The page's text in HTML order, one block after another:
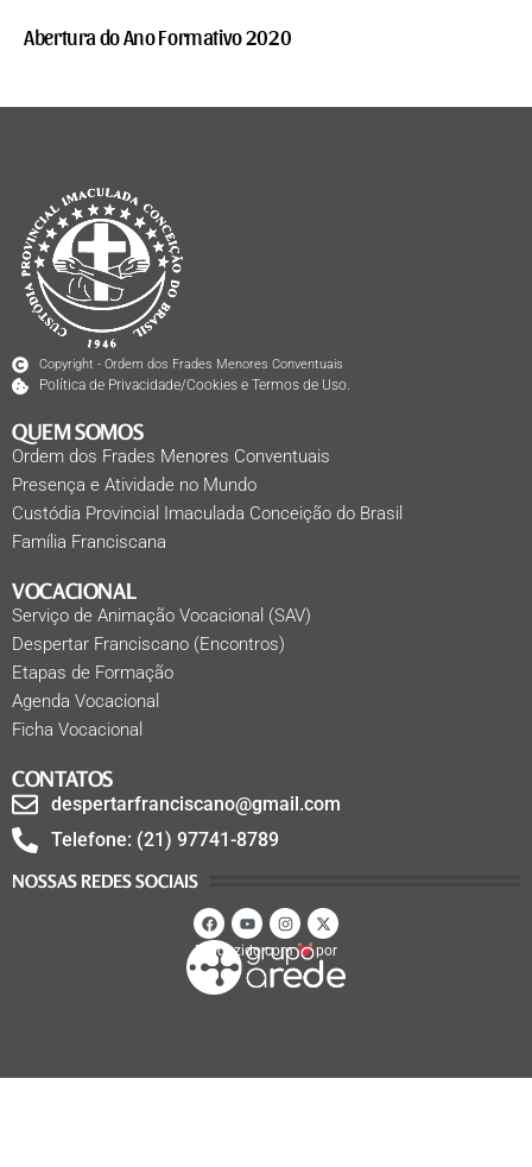
Abertura do Ano Formativo 2020
Copyright - Ordem dos Frades Menores Conventuais
Política de Privacidade/Cookies e Termos de Uso.
QUEM SOMOS
Ordem dos Frades Menores Conventuais
Presença e Atividade no Mundo
Custódia Provincial Imaculada Conceição do Brasil
Família Franciscana
VOCACIONAL
Serviço de Animação Vocacional (SAV)
Despertar Franciscano (Encontros)
Etapas de Formação
Agenda Vocacional
Ficha Vocacional
CONTATOS
despertarfranciscano@gmail.com
Telefone: (21) 97741-8789
NOSSAS REDES SOCIAIS
Produzido com por